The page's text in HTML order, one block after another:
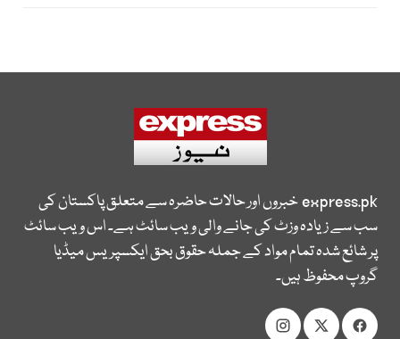
express.pkخبروں اور حالات حاضرہ سے متعلق پاکستان کی
سب سے زیادہ وزٹ کی جانے والی ویب سائٹ ہے۔ اس ویب سائٹ
پر شائع شدہ تمام مواد کے جملہ حقوق بحق ایکسپریس میڈیا
گروپ محفوظ ہیں۔